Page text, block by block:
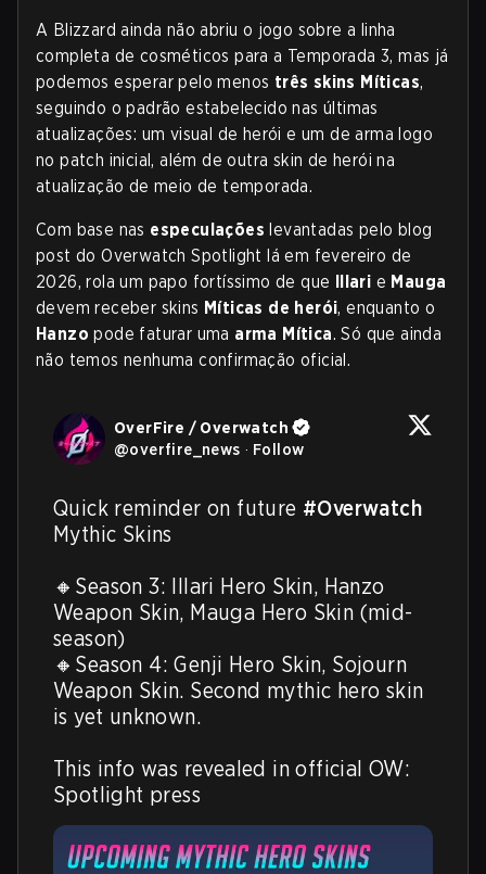
A Blizzard ainda não abriu o jogo sobre a linha
completa de cosméticos para a Temporada 3, mas já
podemos esperar pelo menos três skins Míticas,
seguindo o padrão estabelecido nas últimas
atualizações: um visual de herói e um de arma logo
no patch inicial, além de outra skin de herói na
atualização de meio de temporada.
Com base nas especulaçõeslevantadas pelo blog
post do Overwatch Spotlight lá em fevereiro de
2026, rola um papo fortíssimo de que Illari e Mauga
devem receber skins Míticas de herói, enquanto o
Hanzopode faturar uma arma Mítica. Só que ainda
não temos nenhuma confirmação oficial.
OverFire / Overwatch
@overfire_news · Follow
Quick reminder on future #Overwatch
Mythic Skins
🔸Season 3: Illari Hero Skin, Hanzo
Weapon Skin, Mauga Hero Skin (mid-
season)
🔸Season 4: Genji Hero Skin, Sojourn
Weapon Skin. Second mythic hero skin
is yet unknown.
This info was revealed in official OW:
Spotlight press